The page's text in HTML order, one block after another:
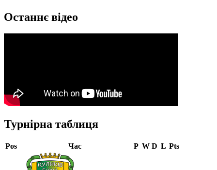
Останнє відео
Турнірна таблиця
Pos Час P W D L Pts